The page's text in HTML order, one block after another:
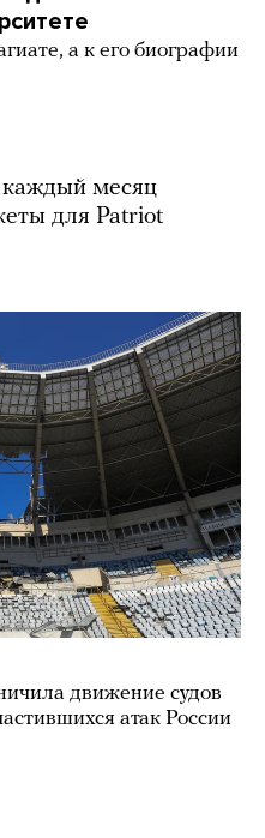
а к его биографии
месяц
для Patriot
движение судов
атак России